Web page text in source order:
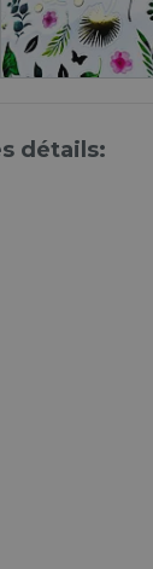
détails: